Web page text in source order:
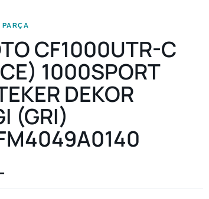
PARÇA
CF1000UTR-C
1000SPORT
DEKOR
(GRI)